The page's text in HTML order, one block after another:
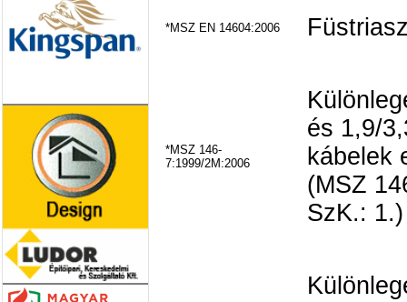
*MSZ EN 14604:2006
*MSZ 146-
7:1999/2M:2006
és 1,9/
kábelek
(MSZ
SzK.: 1.)